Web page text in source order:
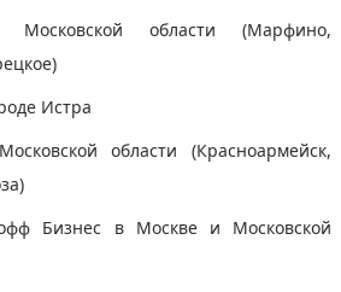
Московской области (Марфино,
Истра
области (Красноармейск,
Бизнес в Москве и Московской